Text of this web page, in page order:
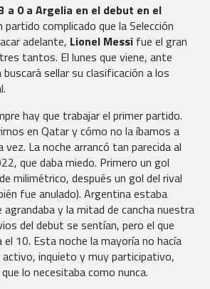
a 0 a Argelia en el debut en el
partido complicado que la Selección
adelante, Lionel Messi fue el gran
tantos. El lunes que viene, ante
sellar su clasificación a los
hay que trabajar el primer partido.
en Qatar y cómo no la íbamos a
La noche arrancó tan parecida al
que daba miedo. Primero un gol
milimétrico, después un gol del rival
fue anulado). Argentina estaba
y la mitad de cancha nuestra
del debut se sentían, pero el que
10. Esta noche la mayoría no hacía
inquieto y muy participativo,
lo necesitaba como nunca.